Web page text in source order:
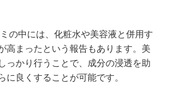
の中には、化粧水や美容液と併用す
高まったという報告もあります。美
っかり行うことで、成分の浸透を助
に良くすることが可能です。